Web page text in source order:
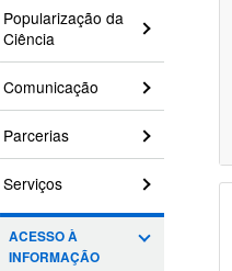
Popularização da
Ciência
Comunicação
Parcerias
Serviços
ACESSO À
INFORMAÇÃO